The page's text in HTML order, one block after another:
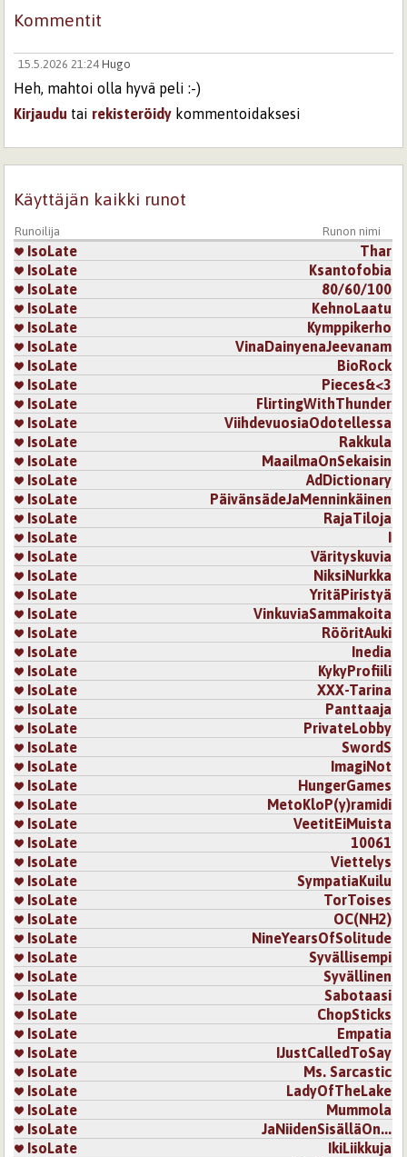
Kommentit
15.5.2026 21:24 Hugo
Heh, mahtoi olla hyvä peli :-)
Kirjaudu tai rekisteröidy kommentoidaksesi
Sivut
Käyttäjän kaikki runot
Runoilija Runon nimi
IsoLate
Thar
IsoLate
Ksantofobia
IsoLate
80/60/100
IsoLate
KehnoLaatu
IsoLate
Kymppikerho
IsoLate
VinaDainyenaJeevanam
IsoLate
BioRock
IsoLate
Pieces&<3
IsoLate
FlirtingWithThunder
IsoLate
ViihdevuosiaOdotellessa
IsoLate
Rakkula
IsoLate
MaailmaOnSekaisin
IsoLate
AdDictionary
IsoLate
PäivänsädeJaMenninkäinen
IsoLate
RajaTiloja
IsoLate
I
IsoLate
Värityskuvia
IsoLate
NiksiNurkka
IsoLate
YritäPiristyä
IsoLate
VinkuviaSammakoita
IsoLate
RööritAuki
IsoLate
Inedia
IsoLate
KykyProfiili
IsoLate
XXX-Tarina
IsoLate
Panttaaja
IsoLate
PrivateLobby
IsoLate
SwordS
IsoLate
ImagiNot
IsoLate
HungerGames
IsoLate
MetoKloP(y)ramidi
IsoLate
VeetitEiMuista
IsoLate
10061
IsoLate
Viettelys
IsoLate
SympatiaKuilu
IsoLate
TorToises
IsoLate
OC(NH2)
IsoLate
NineYearsOfSolitude
IsoLate
Syvällisempi
IsoLate
Syvällinen
IsoLate
Sabotaasi
IsoLate
ChopSticks
IsoLate
Empatia
IsoLate
IJustCalledToSay
IsoLate
Ms. Sarcastic
IsoLate
LadyOfTheLake
IsoLate
Mummola
IsoLate
JaNiidenSisälläOn...
IsoLate
IkiLiikkuja